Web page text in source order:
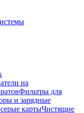
на
Фильтры для
и зарядные
картыЧистящие